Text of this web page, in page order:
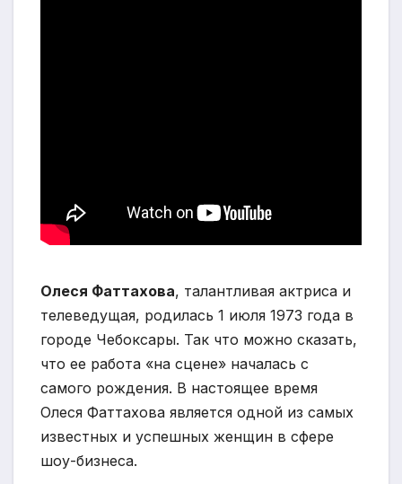
Олеся Фаттахова, талантливая актриса и
телеведущая, родилась 1 июля 1973 года в
городе Чебоксары. Так что можно сказать,
что ее работа «на сцене» началась с
самого рождения. В настоящее время
Олеся Фаттахова является одной из самых
известных и успешных женщин в сфере
шоу-бизнеса.